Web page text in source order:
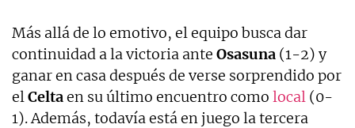
Más allá de lo emotivo, el equipo busca dar
continuidad a la victoria ante Osasuna (1-2) y
ganar en casa después de verse sorprendido por
elCeltaen su último encuentro como local (0-
1). Además, todavía está en juego la tercera